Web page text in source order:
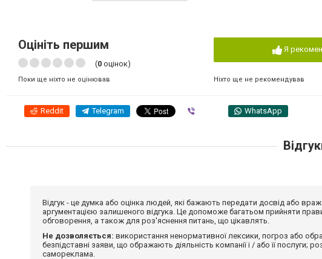
Оцініть першим
(0 оцінок)
Поки ще ніхто не оцінював
Я
Ніхто ще не рекомендував
Reddit Telegram WhatsApp
Відгук - це думка або оцінка людей, які бажають передати досвід або
аргументацією залишеного відгука. Це допоможе багатьом прийняти
обговорення, а також для роз'яснення питань, що цікавлять.
Не дозволяється: використання ненормативної лексики, погроз або
безпідставні заяви, що ображають діяльність компанії і / або її послуги;
самореклама.